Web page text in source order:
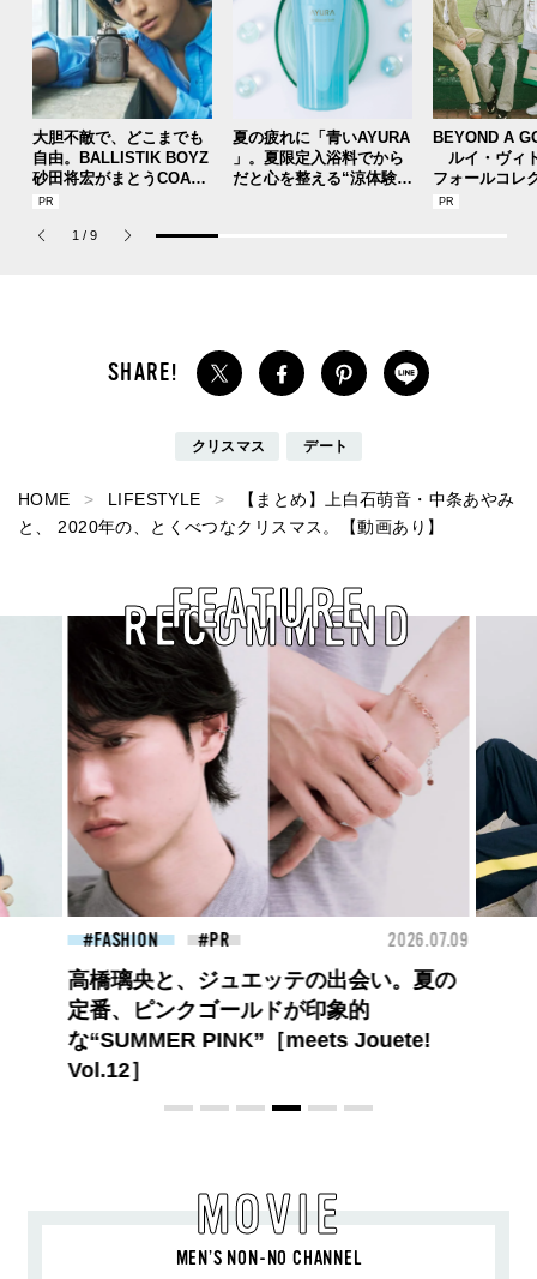
大胆不敵で、どこまでも
自由。BALLISTIK BOYZ
砂田将宏がまとうCOACH
の新作フレグランス「コ
パルファム」
夏の疲れに「青いAYURA
」。夏限定入浴料でから
だと心を整える“涼体験”
BEYOND A
ルイ・ヴィ
フォールコレ
描くプレッピ
1 / 9
クリスマス デート
HOME LIFESTYLE
【まとめ】上白石萌音・中条あやみ
と、 2020年の、とくべつなクリスマス。【動画あり】
RECOMMEND
FEATURE
FASHION 2026.07.09
ロエベの新しい世界へようこそ。大胆な
コントラストとレイヤードの先に。装う
喜び、明るいスピリット
MOVIE
MEN’S NON-NO CHANNEL